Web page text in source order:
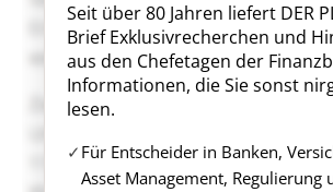
Seit über 80 Jahren liefert DER
Brief Exklusivrecherchen und
aus den Chefetagen der
Informationen, die Sie sonst
lesen.
Für Entscheider in Banken,
Asset Management, Regulierung